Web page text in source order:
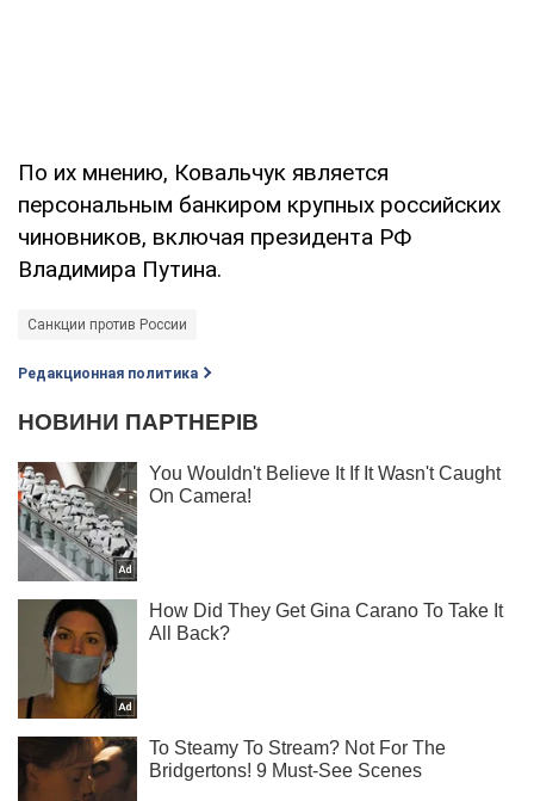
По их мнению, Ковальчук является
персональным банкиром крупных российских
чиновников, включая президента РФ
Владимира Путина.
Санкции против России
Редакционная политика